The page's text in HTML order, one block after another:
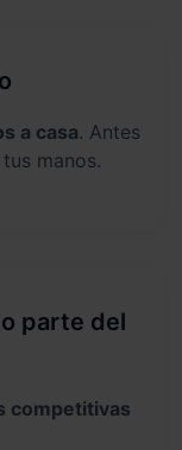
a casa. Antes
manos.
parte del
competitivas